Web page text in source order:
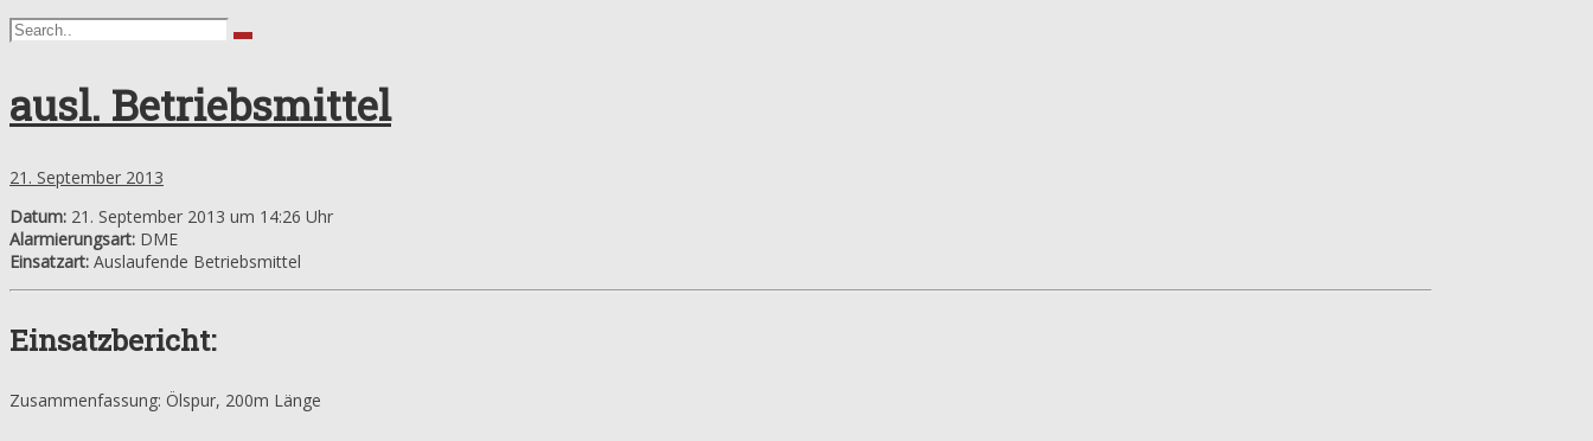
ausl. Betriebsmittel
21. September 2013
Datum: 21. September 2013 um 14:26 Uhr
Alarmierungsart: DME
Einsatzart: Auslaufende Betriebsmittel
Einsatzbericht:
Zusammenfassung: Ölspur, 200m Länge